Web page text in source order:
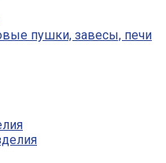
пушки, завесы, печи